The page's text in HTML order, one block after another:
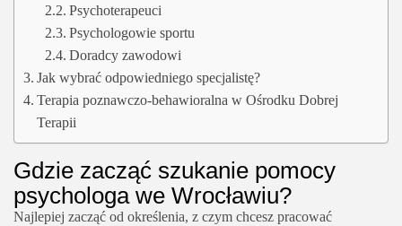
Psychoterapeuci
Psychologowie sportu
Doradcy zawodowi
Jak wybrać odpowiedniego specjalistę?
Terapia poznawczo-behawioralna w Ośrodku Dobrej
Terapii
Gdzie zacząć szukanie pomocy
psychologa we Wrocławiu?
Najlepiej zacząć od określenia, z czym chcesz pracować